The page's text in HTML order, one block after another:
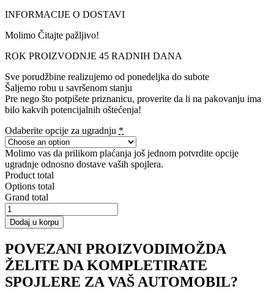
INFORMACIJE O DOSTAVI
Molimo Čitajte pažljivo!
ROK PROIZVODNJE 45 RADNIH DANA
Sve porudžbine realizujemo od ponedeljka do subote
Šaljemo robu u savršenom stanju
Pre nego što potpišete priznanicu, proverite da li na pakovanju ima
bilo kakvih potencijalnih oštećenja!
Odaberite opcije za ugradnju *
Molimo vas da prilikom plaćanja još jednom potvrdite opcije
ugradnje odnosno dostave vaših spojlera.
Product total
Options total
Grand total
Front
Splitter
Ford
RS
Mk1
količina
Dodaj u korpu
POVEZANI PROIZVODIMOŽDA
ŽELITE DA KOMPLETIRATE
SPOJLERE ZA VAŠ AUTOMOBIL?